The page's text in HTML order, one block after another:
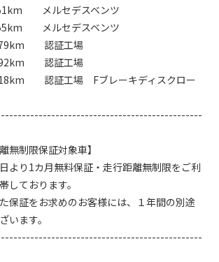
メルセデスベンツ
メルセデスベンツ
認証工場
認証工場
認証工場 Fブレーキディスクロー
無制限保証対象車】
より1カ月無料保証・走行距離無制限をご利
しております。
保証をお求めのお客様には、１年間の別途
います。